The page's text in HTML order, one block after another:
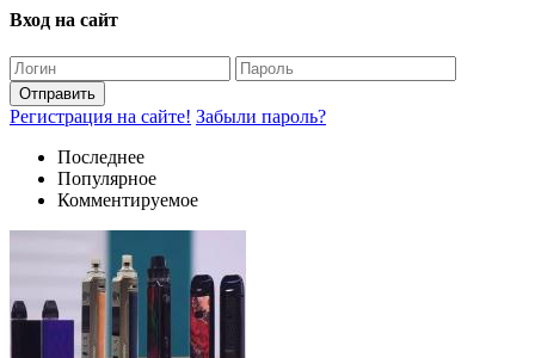
Вход на сайт
Отправить
Регистрация на сайте! Забыли пароль?
Последнее
Популярное
Комментируемое